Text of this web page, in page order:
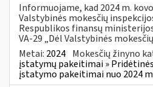
Informuojame, kad 2024 m.
Valstybinės mokesčių
Respublikos finansų
VA-29 „Dėl Valstybinės
Metai: 2024 Mokesčių žinyno
įstatymų pakeitimai »
įstatymo pakeitimai nuo 2024